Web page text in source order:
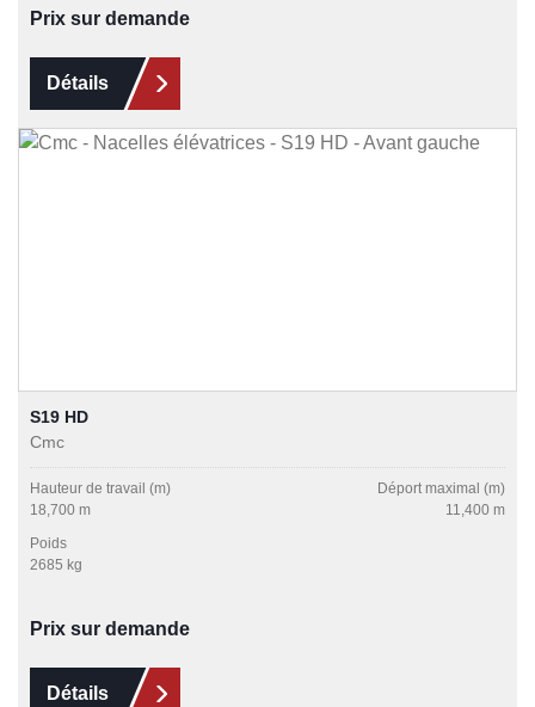
Prix sur demande
Détails
S19 HD
Cmc
Hauteur de travail (m)
18,700 m
Déport maximal (m)
11,400 m
Poids
2685 kg
Prix sur demande
Détails